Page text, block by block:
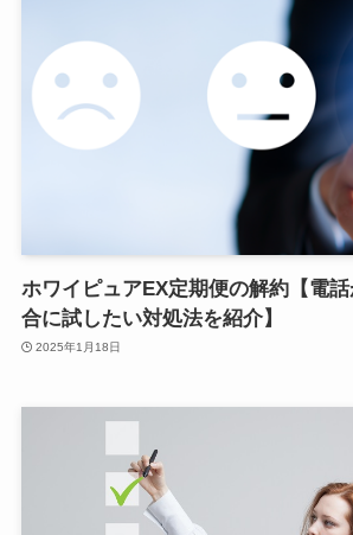
ホワイピュアEX定期便の解約【電
合に試したい対処法を紹介】
2025年1月18日